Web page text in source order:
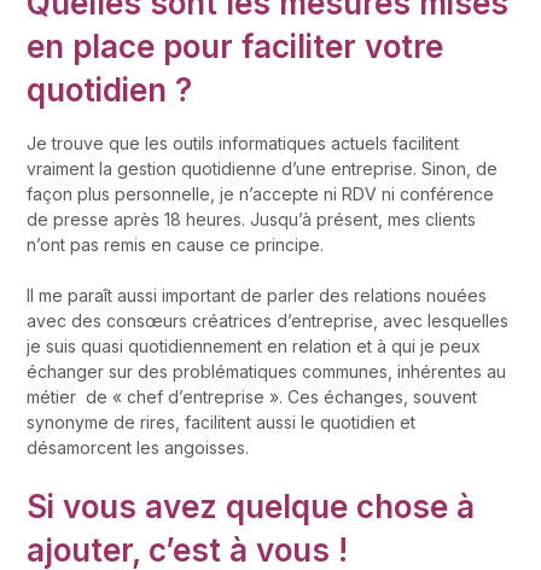
en place pour faciliter votre
quotidien ?
Je trouve que les outils informatiques actuels facilitent
vraiment la gestion quotidienne d’une entreprise. Sinon, de
façon plus personnelle, je n’accepte ni RDV ni conférence
de presse après 18 heures. Jusqu’à présent, mes clients
n’ont pas remis en cause ce principe.
Il me paraît aussi important de parler des relations nouées
avec des consœurs créatrices d’entreprise, avec lesquelles
je suis quasi quotidiennement en relation et à qui je peux
échanger sur des problématiques communes, inhérentes au
métier de « chef d’entreprise ». Ces échanges, souvent
synonyme de rires, facilitent aussi le quotidien et
désamorcent les angoisses.
Si vous avez quelque chose à
ajouter, c’est à vous !